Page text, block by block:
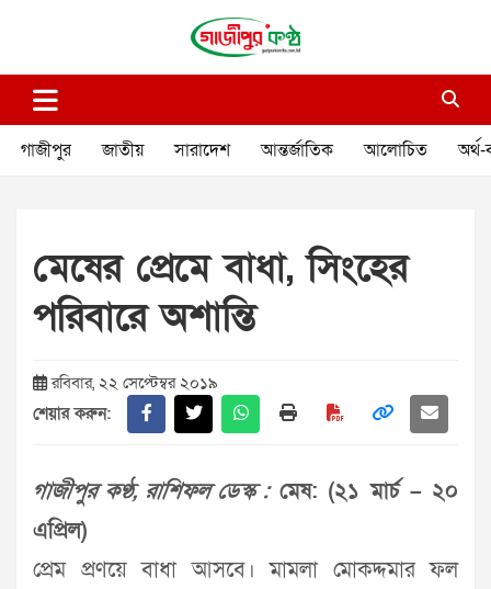
গাজীপুর কণ্ঠ
গাজীপুর জাতীয় সারাদেশ আন্তর্জাতিক আলোচিত অর্থ-
মেষের প্রেমে বাধা, সিংহের
পরিবারে অশান্তি
রবিবার, ২২ সেপ্টেম্বর ২০১৯
শেয়ার করুন:
গাজীপুর কণ্ঠ, রাশিফল ডেস্ক :মেষ: (২১ মার্চ – ২০
এপ্রিল)
প্রেম প্রণয়ে বাধা আসবে। মামলা মোকদ্দমার ফল